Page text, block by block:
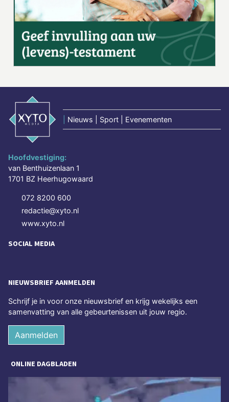
Nieuws | Sport | Evenementen
Hoofdvestiging:
van Benthuizenlaan 1
1701 BZ Heerhugowaard
072 8200 600
redactie@xyto.nl
www.xyto.nl
SOCIAL MEDIA
NIEUWSBRIEF AANMELDEN
Schrijf je in voor onze nieuwsbrief en krijg wekelijks een
samenvatting van alle gebeurtenissen uit jouw regio.
Aanmelden
ONLINE DAGBLADEN